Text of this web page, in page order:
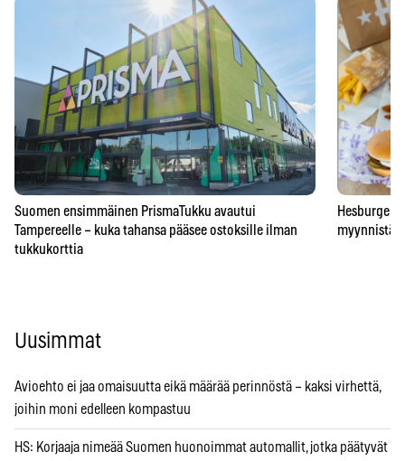
Suomen ensimmäinen PrismaTukku avautui
Tampereelle – kuka tahansa pääsee ostoksille ilman
tukkukorttia
myynnistä
Uusimmat
Avioehto ei jaa omaisuutta eikä määrää perinnöstä – kaksi virhettä,
joihin moni edelleen kompastuu
HS: Korjaaja nimeää Suomen huonoimmat automallit, jotka päätyvät